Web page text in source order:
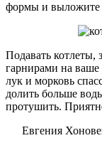
формы и выложите
Подавать
гарнирами на
лук и морковь
долить больше
протушить.
Евгения